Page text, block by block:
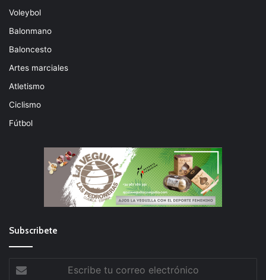
Voleybol
Balonmano
Baloncesto
Artes marciales
Atletismo
Ciclismo
Fútbol
Subscribete
Escribe
tu